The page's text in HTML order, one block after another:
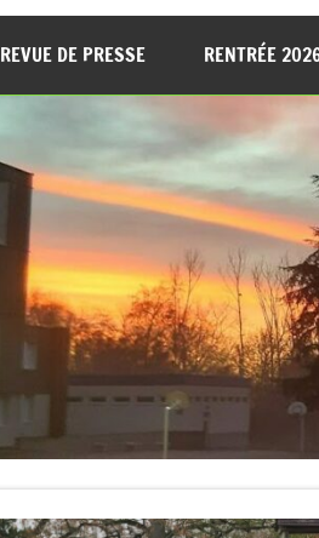
REVUE DE PRESSE RENTRÉE